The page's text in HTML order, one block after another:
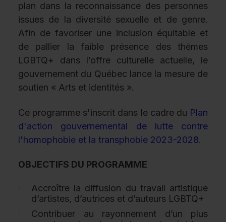
plan dans la reconnaissance des personnes
issues de la diversité sexuelle et de genre.
Afin de favoriser une inclusion équitable et
de pallier la faible présence des thèmes
LGBTQ+ dans l’offre culturelle actuelle, le
gouvernement du Québec lance la mesure de
soutien « Arts et identités ».
Ce programme s'inscrit dans le cadre du Plan
d'action gouvernemental de lutte contre
l'homophobie et la transphobie 2023-2028.
OBJECTIFS DU PROGRAMME
Accroître la diffusion du travail artistique
d’artistes, d’autrices et d’auteurs LGBTQ+
Contribuer au rayonnement d’un plus